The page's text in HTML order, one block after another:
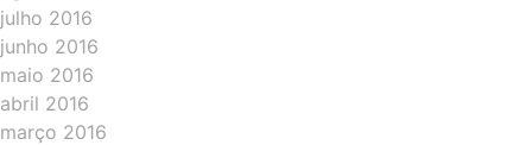
julho 2016
junho 2016
maio 2016
abril 2016
março 2016